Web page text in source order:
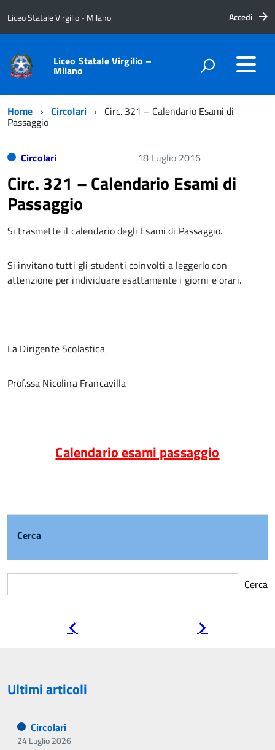
Liceo Statale Virgilio - Milano Accedi
Liceo Statale Virgilio –
Milano
Home Circolari Circ. 321 – Calendario Esami di
Passaggio
Circolari 18 Luglio 2016
Circ. 321 – Calendario Esami di
Passaggio
Si trasmette il calendario degli Esami di Passaggio.
Si invitano tutti gli studenti coinvolti a leggerlo con
attenzione per individuare esattamente i giorni e orari.
La Dirigente Scolastica
Prof.ssa Nicolina Francavilla
Calendario esami passaggio
Cerca
Cerca
Ultimi articoli
Circolari
24 Luglio 2026